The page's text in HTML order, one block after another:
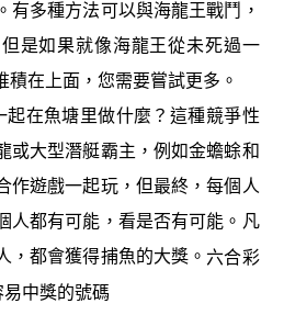
有多種方法可以與海龍王戰鬥，
是如果就像海龍王從未死過一
積在上面，您需要嘗試更多。
在魚塘里做什麼？這種競爭性
或大型潛艇霸主，例如金蟾蜍和
作遊戲一起玩，但最終，每個人
人都有可能，看是否有可能。凡
，都會獲得捕魚的大獎。 六合彩
中獎的號碼